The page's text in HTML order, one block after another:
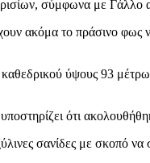
σύμφωνα με Γάλλο
ακόμα το πράσινο φως
ύψους 93
ότι
σανίδες με σκοπό